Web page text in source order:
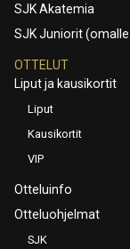
SJK Akatemia
SJK Juniorit
OTTELUT
Liput ja kausikortit
Liput
Kausikortit
VIP
Otteluinfo
Otteluohjelmat
SJK